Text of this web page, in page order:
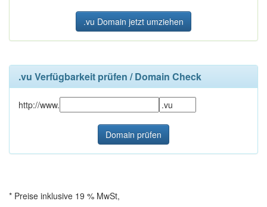
.vu Domain jetzt umziehen
.vu Verfügbarkeit prüfen / Domain Check
http://www.
* Preise inklusive 19 % MwSt,